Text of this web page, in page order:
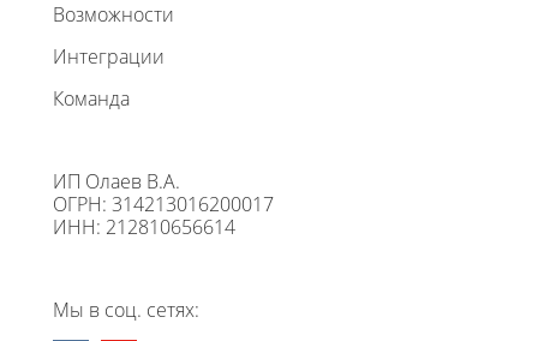
Возможности
Интеграции
Команда
ИП Олаев В.А.
ОГРН: 314213016200017
ИНН: 212810656614
Мы в соц. сетях: